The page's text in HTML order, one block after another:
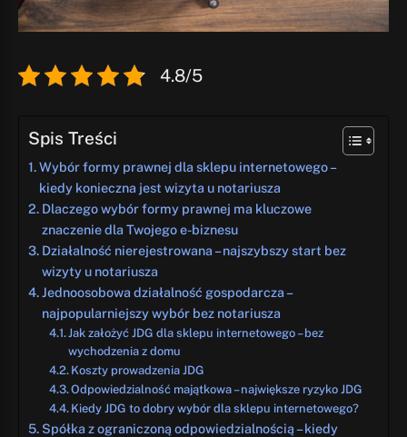
4.8/5
Spis Treści
Wybór formy prawnej dla sklepu internetowego –
kiedy konieczna jest wizyta u notariusza
Dlaczego wybór formy prawnej ma kluczowe
znaczenie dla Twojego e-biznesu
Działalność nierejestrowana – najszybszy start bez
wizyty u notariusza
Jednoosobowa działalność gospodarcza –
najpopularniejszy wybór bez notariusza
Jak założyć JDG dla sklepu internetowego – bez
wychodzenia z domu
Koszty prowadzenia JDG
Odpowiedzialność majątkowa – największe ryzyko JDG
Kiedy JDG to dobry wybór dla sklepu internetowego?
Spółka z ograniczoną odpowiedzialnością – kiedy